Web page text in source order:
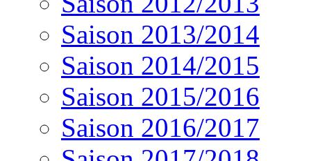
Saison 2013/2014
Saison 2014/2015
Saison 2015/2016
Saison 2016/2017